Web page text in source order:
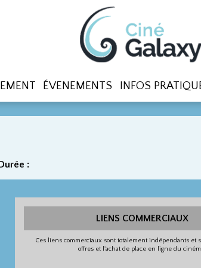
ÉVENEMENTS INFOS
:
LIENS COMMERCIAUX
Ces liens commerciaux sont totalement indépendants et
offres et l'achat de place en ligne du